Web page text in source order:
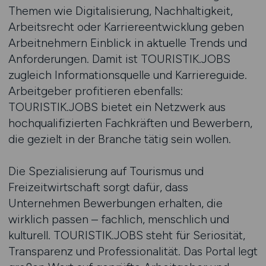
Themen wie Digitalisierung, Nachhaltigkeit,
Arbeitsrecht oder Karriereentwicklung geben
Arbeitnehmern Einblick in aktuelle Trends und
Anforderungen. Damit ist TOURISTIK.JOBS
zugleich Informationsquelle und Karriereguide.
Arbeitgeber profitieren ebenfalls:
TOURISTIK.JOBS bietet ein Netzwerk aus
hochqualifizierten Fachkräften und Bewerbern,
die gezielt in der Branche tätig sein wollen.
Die Spezialisierung auf Tourismus und
Freizeitwirtschaft sorgt dafür, dass
Unternehmen Bewerbungen erhalten, die
wirklich passen – fachlich, menschlich und
kulturell. TOURISTIK.JOBS steht für Seriosität,
Transparenz und Professionalität. Das Portal legt